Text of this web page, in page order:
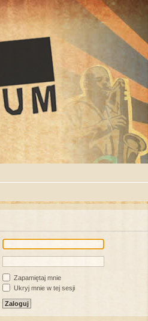
Zapamiętaj mnie
Ukryj mnie w tej sesji